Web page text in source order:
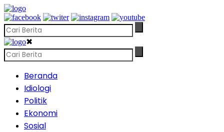
✖
Beranda
Idiologi
Politik
Ekonomi
Sosial